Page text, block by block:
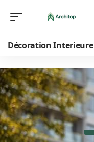
Décoration Interieure